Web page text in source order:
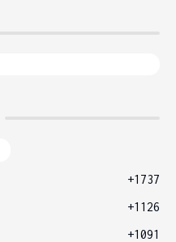
+1737
+1126
+1091